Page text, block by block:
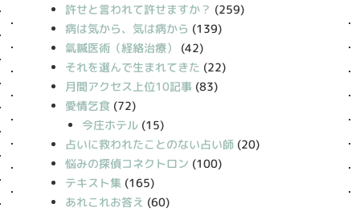
許せと言われて許せますか？ (259)
病は気から、気は病から (139)
氣鍼医術（経絡治療）
(42)
それを選んで生まれてきた (22)
月間アクセス上位10記事 (83)
愛情乞食 (72)
今庄ホテル(15)
占いに救われたことのない占い師 (20)
悩みの探偵コネクトロン (100)
テキスト集 (165)
あれこれお答え (60)